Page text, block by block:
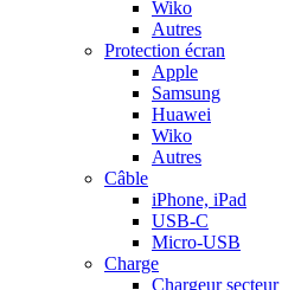
Wiko
Autres
Protection écran
Apple
Samsung
Huawei
Wiko
Autres
Câble
iPhone, iPad
USB-C
Micro-USB
Charge
Chargeur secteur